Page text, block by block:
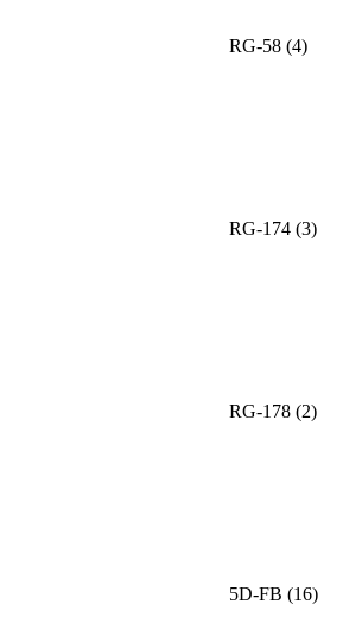
RG-58 (4)
RG-174 (3)
RG-178 (2)
5D-FB (16)